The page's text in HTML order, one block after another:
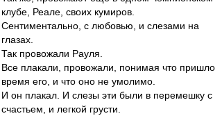
клубе, Реале, своих кумиров.
Сентиментально, с любовью, и слезами на
глазах.
Так провожали Рауля.
Все плакали, провожали, понимая что пришло
время его, и что оно не умолимо.
И он плакал. И слезы эти были в перемешку с
счастьем, и легкой грусти.